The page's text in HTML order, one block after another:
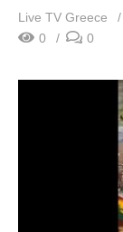
Live TV Greece
0
0